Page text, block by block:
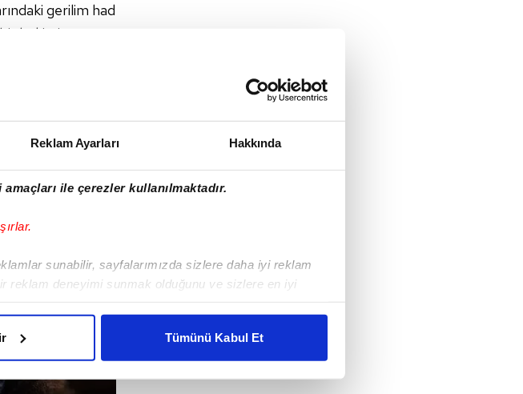
Reklam Ayarları Hakkında
ile çerezler kullanılmaktadır.
sunabilir, sayfalarımızda sizlere daha iyi reklam
reklam deneyimi sunmak olduğunu ve sizlere en iyi
kullanıcılara hedefli reklamlar gösterilmeyecektir."
Tümünü Kabul Et
gerilim had
hekimi